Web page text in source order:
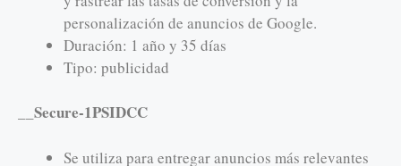
personalización de anuncios de Google.
Duración: 1 año y 35 días
Tipo: publicidad
__Secure-1PSIDCC
Se utiliza para entregar anuncios más relevantes